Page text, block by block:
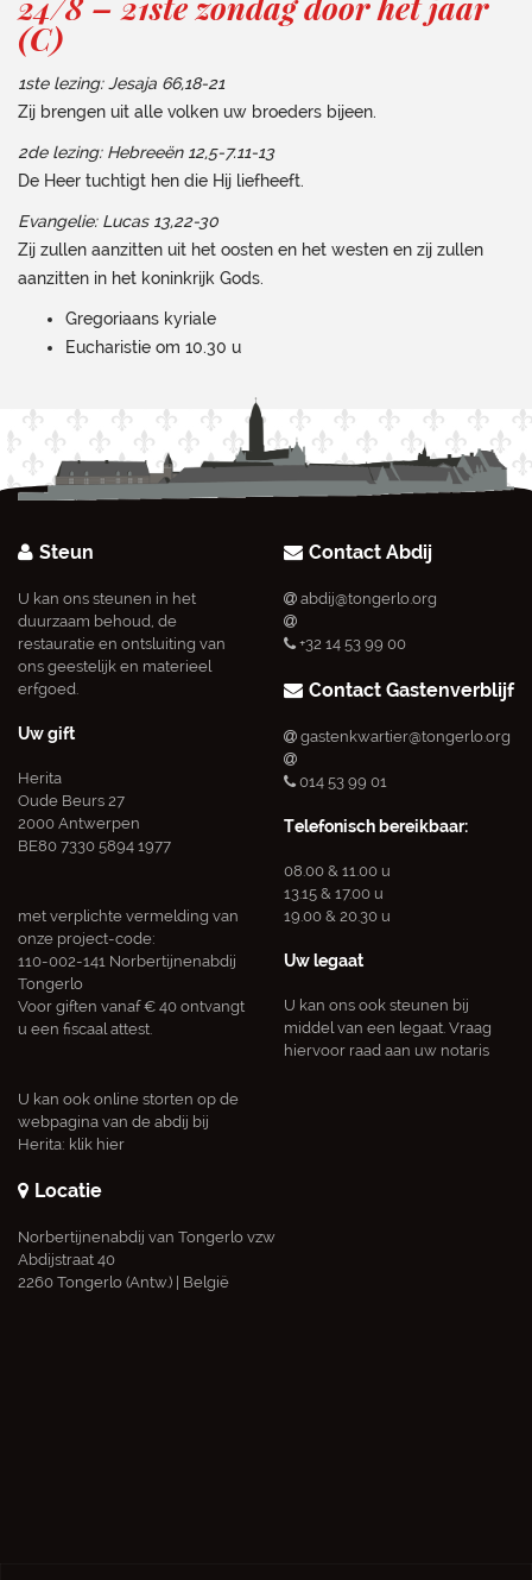
(C)
1ste lezing: Jesaja 66,18-21
Zij brengen uit alle volken uw broeders bijeen.
2de lezing: Hebreeën 12,5-7.11-13
De Heer tuchtigt hen die Hij liefheeft.
Evangelie: Lucas 13,22-30
Zij zullen aanzitten uit het oosten en het westen en zij zullen
aanzitten in het koninkrijk Gods.
Gregoriaans kyriale
Eucharistie om 10.30 u
Steun
U kan ons steunen in het
duurzaam behoud, de
restauratie en ontsluiting van
ons geestelijk en materieel
erfgoed.
Uw gift
Herita
Oude Beurs 27
2000 Antwerpen
BE80 7330 5894 1977
met verplichte vermelding van
onze project-code:
110-002-141 Norbertijnenabdij
Tongerlo
Voor giften vanaf € 40 ontvangt
u een fiscaal attest.
U kan ook online storten op de
webpagina van de abdij bij
Herita: klik hier
Contact Abdij
abdij@tongerlo.org
+32 14 53 99 00
Contact Gastenverblijf
gastenkwartier@tongerlo.org
014 53 99 01
Telefonisch bereikbaar:
08.00 & 11.00 u
13.15 & 17.00 u
19.00 & 20.30 u
Uw legaat
U kan ons ook steunen bij
middel van een legaat. Vraag
hiervoor raad aan uw notaris
Locatie
Norbertijnenabdij van Tongerlo vzw
Abdijstraat 40
2260 Tongerlo (Antw.) | België